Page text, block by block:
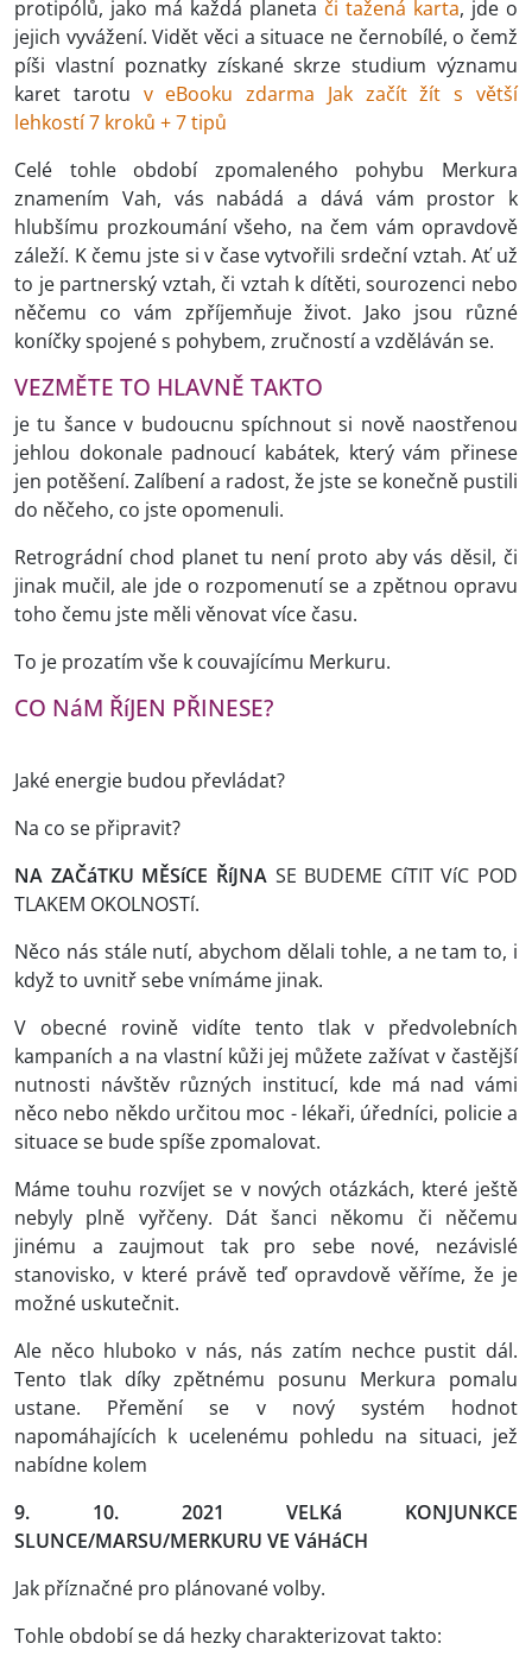
protipólů, jako má každá planeta či tažená karta, jde o
jejich vyvážení. Vidět věci a situace ne černobílé, o čemž
píši vlastní poznatky získané skrze studium významu
karet tarotu v eBooku zdarma Jak začít žít s větší
lehkostí 7 kroků + 7 tipů
Celé tohle období zpomaleného pohybu Merkura
znamením Vah, vás nabádá a dává vám prostor k
hlubšímu prozkoumání všeho, na čem vám opravdově
záleží. K čemu jste si v čase vytvořili srdeční vztah. Ať už
to je partnerský vztah, či vztah k dítěti, sourozenci nebo
něčemu co vám zpříjemňuje život. Jako jsou různé
koníčky spojené s pohybem, zručností a vzděláván se.
VEZMĚTE TO HLAVNĚ TAKTO
je tu šance v budoucnu spíchnout si nově naostřenou
jehlou dokonale padnoucí kabátek, který vám přinese
jen potěšení. Zalíbení a radost, že jste se konečně pustili
do něčeho, co jste opomenuli.
Retrográdní chod planet tu není proto aby vás děsil, či
jinak mučil, ale jde o rozpomenutí se a zpětnou opravu
toho čemu jste měli věnovat více času.
To je prozatím vše k couvajícímu Merkuru.
CO NáM ŘíJEN PŘINESE?
Jaké energie budou převládat?
Na co se připravit?
NA ZAČáTKU MĚSíCE ŘíJNASE BUDEME CíTIT VíC POD
TLAKEM OKOLNOSTí.
Něco nás stále nutí, abychom dělali tohle, a ne tam to, i
když to uvnitř sebe vnímáme jinak.
V obecné rovině vidíte tento tlak v předvolebních
kampaních a na vlastní kůži jej můžete zažívat v častější
nutnosti návštěv různých institucí, kde má nad vámi
něco nebo někdo určitou moc - lékaři, úředníci, policie a
situace se bude spíše zpomalovat.
Máme touhu rozvíjet se v nových otázkách, které ještě
nebyly plně vyřčeny. Dát šanci někomu či něčemu
jinému a zaujmout tak pro sebe nové, nezávislé
stanovisko, v které právě teď opravdově věříme, že je
možné uskutečnit.
Ale něco hluboko v nás, nás zatím nechce pustit dál.
Tento tlak díky zpětnému posunu Merkura pomalu
ustane. Přemění se v nový systém hodnot
napomáhajících k ucelenému pohledu na situaci, jež
nabídne kolem
9. 10. 2021 VELKá KONJUNKCE
SLUNCE/MARSU/MERKURU VE VáHáCH
Jak příznačné pro plánované volby.
Tohle období se dá hezky charakterizovat takto: